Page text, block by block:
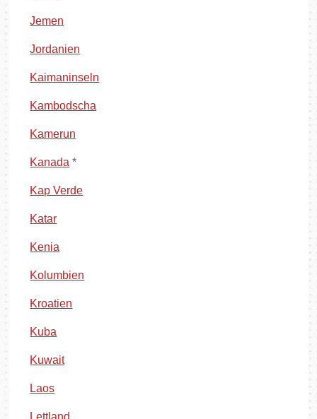
Jemen
Jordanien
Kaimaninseln
Kambodscha
Kamerun
Kanada *
Kap Verde
Katar
Kenia
Kolumbien
Kroatien
Kuba
Kuwait
Laos
Lettland